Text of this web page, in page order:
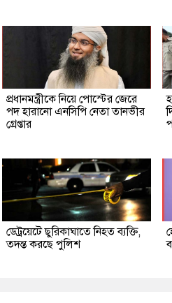
প্রধানমন্ত্রীকে নিয়ে পোস্টের জেরে
পদ হারানো এনসিপি নেতা তানভীর
গ্রেপ্তার
ডেট্রয়েটে ছুরিকাঘাতে নিহত ব্যক্তি,
তদন্ত করছে পুলিশ